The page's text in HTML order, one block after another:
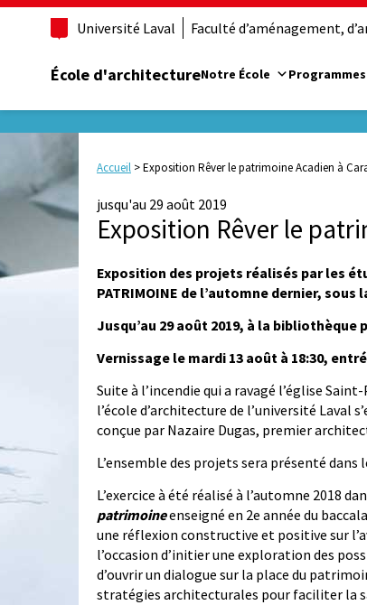
Université Laval Faculté d’aménagement,
École d'architectureNotre École
Accueil >Exposition Rêver le patrimoine Acadien à
jusqu'au 29 août 2019
Exposition Rêver le
Exposition des projets réalisés par les
PATRIMOINE de l’automne dernier,
Jusqu’au 29 août 2019, à la
Vernissage le mardi 13 août à 18:30,
Suite à l’incendie qui a ravagé l’église
l’école d’architecture de l’université Laval
conçue par Nazaire Dugas, premier
L’ensemble des projets sera présenté dans
L’exercice à été réalisé à l’automne 2018
patrimoineenseigné en 2e année du
une réflexion constructive et positive sur
l’occasion d’initier une exploration des
d’ouvrir un dialogue sur la place du
stratégies architecturales pour faciliter la